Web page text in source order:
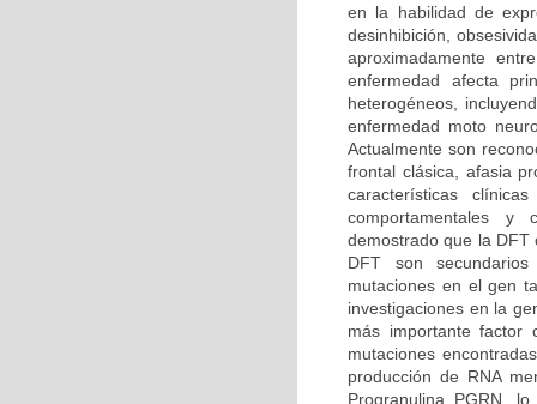
en la habilidad de
desinhibición,
aproximadamente
enfermedad afecta
heterogéneos,
enfermedad moto
Actualmente son
frontal clásica, afasia
características
comportamentales y
demostrado que la DFT
DFT son
mutaciones en el gen
investigaciones en la
más importante factor
mutaciones
producción de RNA
Progranulina PGRN,